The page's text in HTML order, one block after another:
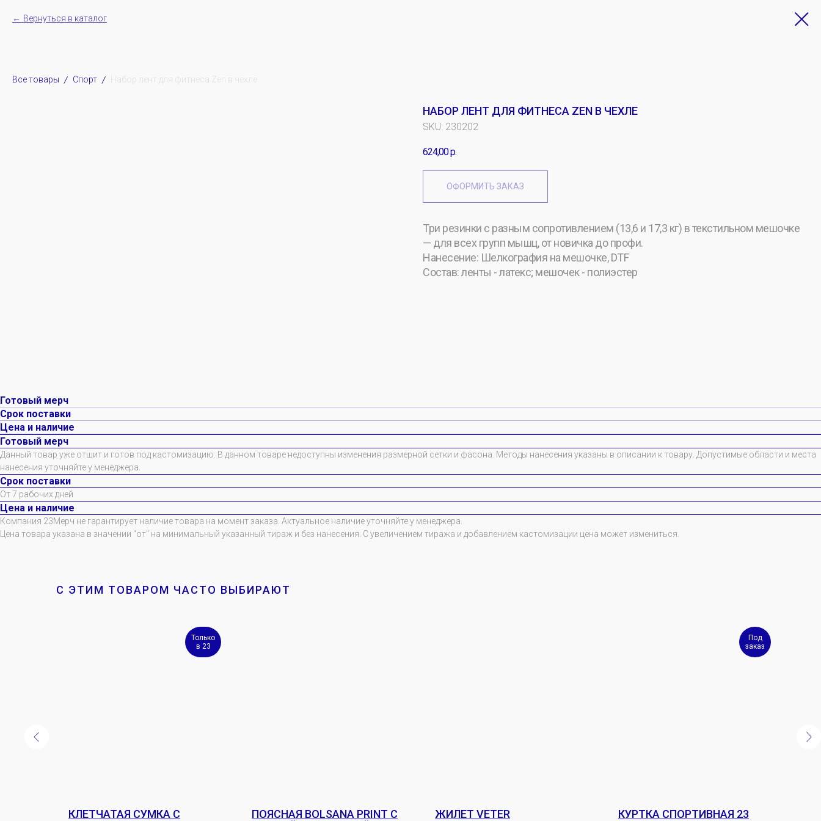
Вернуться в каталог
Все товары Спорт Набор лент для фитнеса Zen в чехле
НАБОР ЛЕНТ ДЛЯ ФИТНЕСА ZEN В ЧЕХЛЕ
SKU: 230202
624,00р.
ОФОРМИТЬ ЗАКАЗ
Три резинки с разным сопротивлением (13,6 и 17,3 кг) в текстильном мешочке
— для всех групп мышц, от новичка до профи.
Нанесение: Шелкография на мешочке, DTF
Состав: ленты - латекс; мешочек - полиэстер
Готовый мерч
Срок поставки
Цена и наличие
Готовый мерч
Данный товар уже отшит и готов под кастомизацию. В данном товаре недоступны изменения размерной сетки и фасона. Методы нанесения указаны в описании к товару. Допустимые области и места
нанесения уточняйте у менеджера.
Срок поставки
От 7 рабочих дней
Цена и наличие
Компания 23Мерч не гарантирует наличие товара на момент заказа. Актуальное наличие уточняйте у менеджера.
Цена товара указана в значении "от" на минимальный указанный тираж и без нанесения. С увеличением тиража и добавлением кастомизации цена может измениться.
С ЭТИМ ТОВАРОМ ЧАСТО ВЫБИРАЮТ
Только
в 23
КЛЕТЧАТАЯ СУМКА С
ПОЯСНАЯ BOLSANA PRINT С
ЖИЛЕТ VETER
Под
заказ
КУРТКА СПОРТИВНАЯ 23